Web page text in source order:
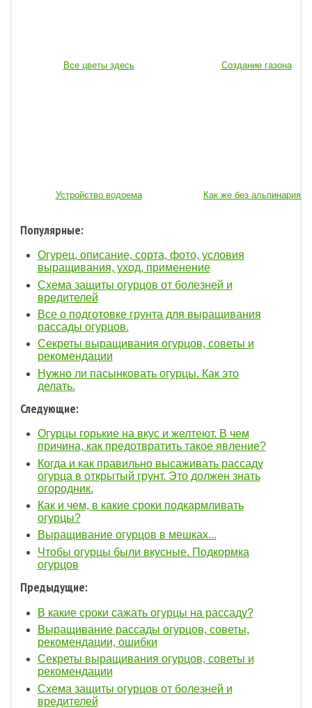
Все цветы здесь Создание газона
Устройство водоема Как же без альпинария...
Популярные:
Огурец, описание, сорта, фото, условия
выращивания, уход, применение
Схема защиты огурцов от болезней и
вредителей
Все о подготовке грунта для выращивания
рассады огурцов.
Секреты выращивания огурцов, советы и
рекомендации
Нужно ли пасынковать огурцы. Как это
делать.
Следующие:
Огурцы горькие на вкус и желтеют. В чем
причина, как предотвратить такое явление?
Когда и как правильно высаживать рассаду
огурца в открытый грунт. Это должен знать
огородник.
Как и чем, в какие сроки подкармливать
огурцы?
Выращивание огурцов в мешках...
Чтобы огурцы были вкусные. Подкормка
огурцов
Предыдущие:
В какие сроки сажать огурцы на рассаду?
Выращивание рассады огурцов, советы,
рекомендации, ошибки
Секреты выращивания огурцов, советы и
рекомендации
Схема защиты огурцов от болезней и
вредителей